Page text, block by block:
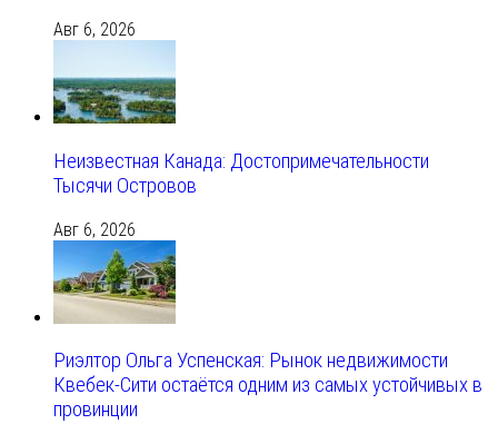
Авг 6, 2026
Неизвестная Канада: Достопримечательности
Тысячи Островов
Авг 6, 2026
Риэлтор Ольга Успенская: Рынок недвижимости
Квебек-Сити остаётся одним из самых устойчивых в
провинции